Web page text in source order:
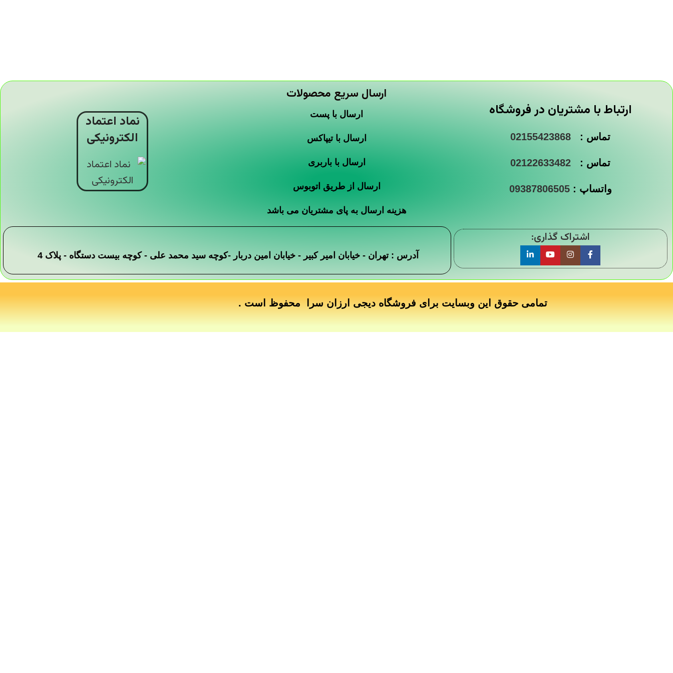
ارتباط با مشتریان در فروشگاه
تماس : 02155423868
تماس : 02122633482
واتساپ :09387806505
ارسال سریع محصولات
ارسال با پست
ارسال با تیپاکس
ارسال با باربری
ارسال از طریق اتوبوس
هزینه ارسال به پای مشتریان می باشد
نماد اعتماد
الکترونیکی
اشتراک گذاری:
آدرس : تهران - خیابان امیر کبیر - خیابان امین دربار -کوچه سید محمد علی - کوچه بیست دستگاه - پلاک 4
تمامی حقوق این وبسایت برای فروشگاه دیجی ارزان سرا محفوظ است .